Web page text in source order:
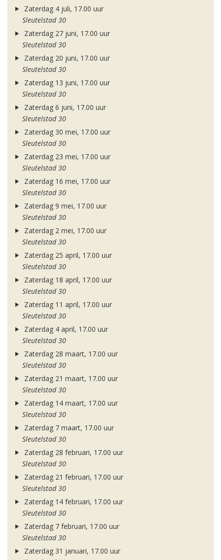
Zaterdag 4 juli, 17.00 uur
Sleutelstad 30
Zaterdag 27 juni, 17.00 uur
Sleutelstad 30
Zaterdag 20 juni, 17.00 uur
Sleutelstad 30
Zaterdag 13 juni, 17.00 uur
Sleutelstad 30
Zaterdag 6 juni, 17.00 uur
Sleutelstad 30
Zaterdag 30 mei, 17.00 uur
Sleutelstad 30
Zaterdag 23 mei, 17.00 uur
Sleutelstad 30
Zaterdag 16 mei, 17.00 uur
Sleutelstad 30
Zaterdag 9 mei, 17.00 uur
Sleutelstad 30
Zaterdag 2 mei, 17.00 uur
Sleutelstad 30
Zaterdag 25 april, 17.00 uur
Sleutelstad 30
Zaterdag 18 april, 17.00 uur
Sleutelstad 30
Zaterdag 11 april, 17.00 uur
Sleutelstad 30
Zaterdag 4 april, 17.00 uur
Sleutelstad 30
Zaterdag 28 maart, 17.00 uur
Sleutelstad 30
Zaterdag 21 maart, 17.00 uur
Sleutelstad 30
Zaterdag 14 maart, 17.00 uur
Sleutelstad 30
Zaterdag 7 maart, 17.00 uur
Sleutelstad 30
Zaterdag 28 februari, 17.00 uur
Sleutelstad 30
Zaterdag 21 februari, 17.00 uur
Sleutelstad 30
Zaterdag 14 februari, 17.00 uur
Sleutelstad 30
Zaterdag 7 februari, 17.00 uur
Sleutelstad 30
Zaterdag 31 januari, 17.00 uur